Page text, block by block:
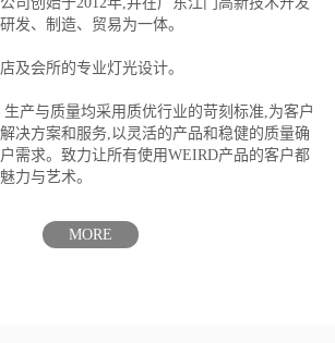
发、制造、贸易为一体。
及会所的专业灯光设计。
产与质量均采用质优行业的苛刻标准,为客户
决方案和服务,以灵活的产品和稳健的质量确
需求。致力让所有使用WEIRD产品的客户都
力与艺术。
MORE